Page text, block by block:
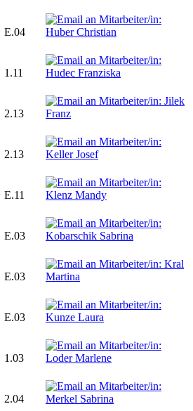
E.04
1.11
2.13
2.13
E.11
E.03
E.03
E.03
1.03
2.04